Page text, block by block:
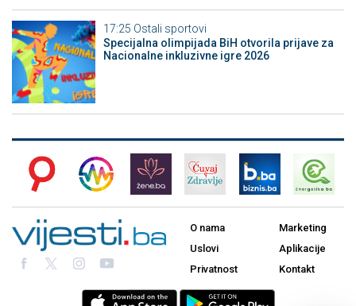
17:25 Ostali sportovi
Specijalna olimpijada BiH otvorila prijave za
Nacionalne inkluzivne igre 2026
O nama
Uslovi
Privatnost
Marketing
Aplikacije
Kontakt